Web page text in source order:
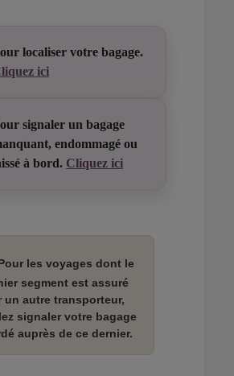
localiser votre bagage.
ici
signaler un bagage
endommagé ou
à bord. Cliquez ici
les voyages dont le
segment est assuré
un autre transporteur,
signaler votre bagage
auprès de ce dernier.